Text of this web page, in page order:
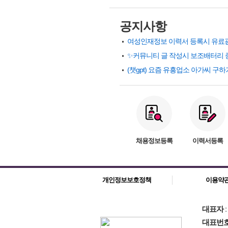
공지사항
✨커뮤니티 글 작성시 보조배터리
채용정보등록 이력서등록
개인정보보호정책 이용약
대표자:
대표번